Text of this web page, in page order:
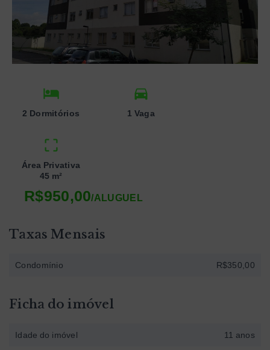
2 Dormitórios 1 Vaga
Área Privativa
45 m²
R$950,00/ALUGUEL
Taxas Mensais
Condomínio R$350,00
Ficha do imóvel
Idade do imóvel 11 anos